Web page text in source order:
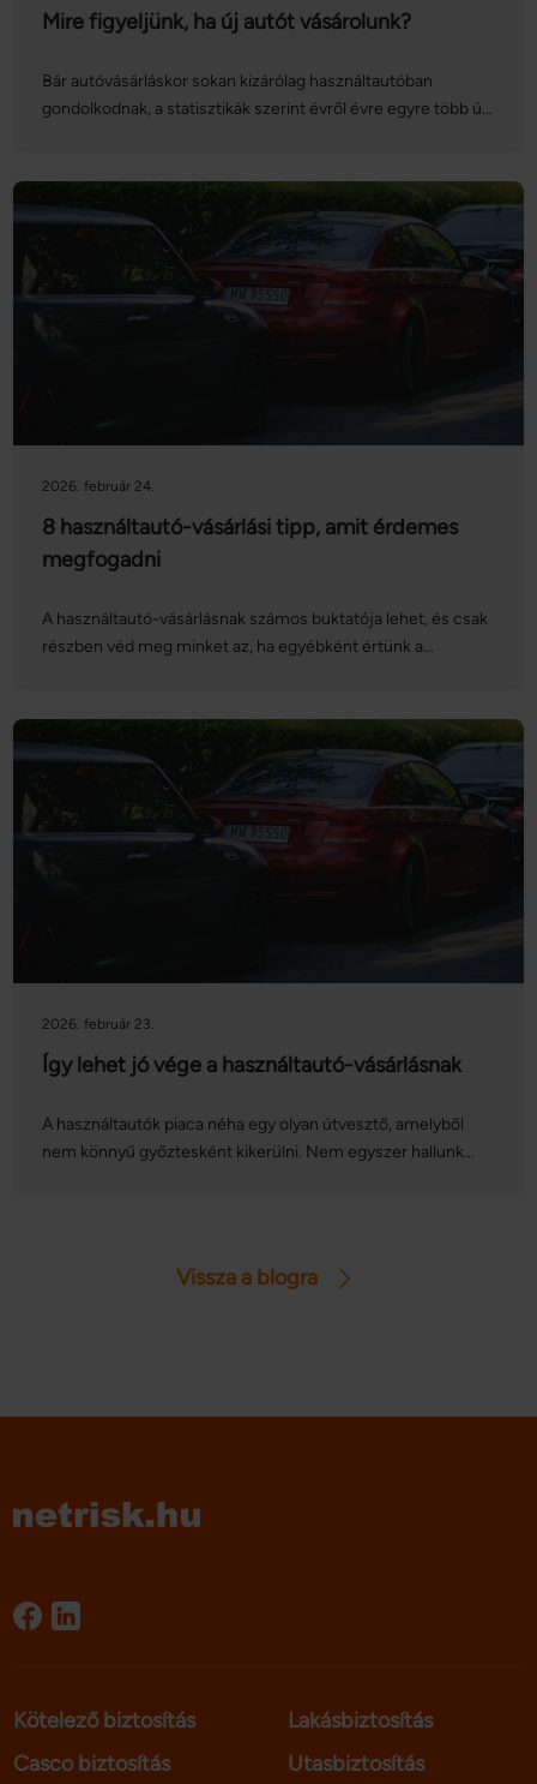
Mire figyeljünk, ha új autót vásárolunk?
Bár autóvásárláskor sokan kizárólag használtautóban
gondolkodnak, a statisztikák szerint évről évre egyre több új
figyelnünk a részletekre – vegyük sorra, hogy pontosan mit
kell fejben tartanunk!
2026. február 24.
8 használtautó-vásárlási tipp, amit érdemes
megfogadni
A használtautó-vásárlásnak számos buktatója lehet, és csak
részben véd meg minket az, ha egyébként értünk a
2026. február 23.
Így lehet jó vége a használtautó-vásárlásnak
A használtautók piaca néha egy olyan útvesztő, amelyből
nem könnyű győztesként kikerülni. Nem egyszer hallunk
eszköz van a tarsolyunkban, ami segíti a tudatos döntést.
Vissza a blogra
Kötelező biztosítás
Casco biztosítás
Lakásbiztosítás
Utasbiztosítás